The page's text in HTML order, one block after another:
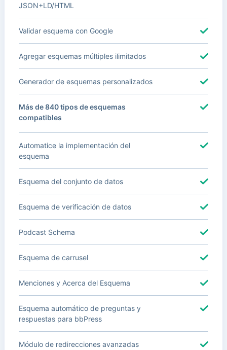
JSON+LD/HTML
Validar esquema con Google
Agregar esquemas múltiples ilimitados
Generador de esquemas personalizados
Más de 840 tipos de esquemas
compatibles
Automatice la implementación del
esquema
Esquema del conjunto de datos
Esquema de verificación de datos
Podcast Schema
Esquema de carrusel
Menciones y Acerca del Esquema
Esquema automático de preguntas y
respuestas para bbPress
Módulo de redirecciones avanzadas